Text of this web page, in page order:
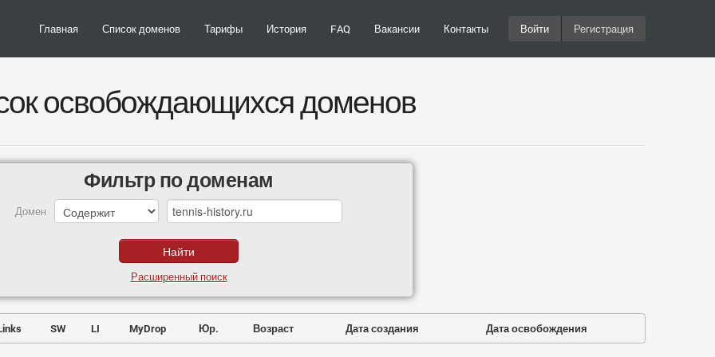
Главная Список доменов Тарифы История FAQ Вакансии Контакты Войти Регистрация
освобождающихся доменов
Фильтр по доменам
Домен
Расширенный поиск
SW LI MyDrop Юр. Возраст Дата создания Дата освобождения